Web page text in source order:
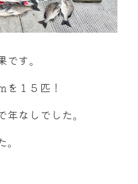
す。
を１５匹！
なしでした。